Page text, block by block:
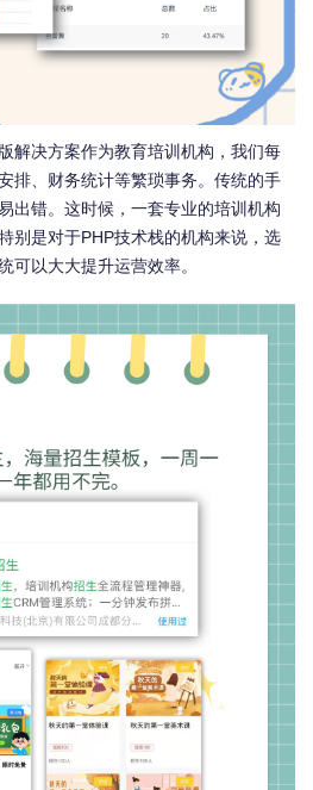
解决方案作为教育培训机构，我们每
排、财务统计等繁琐事务。传统的手
出错。这时候，一套专业的培训机构
别是对于PHP技术栈的机构来说，选
可以大大提升运营效率。